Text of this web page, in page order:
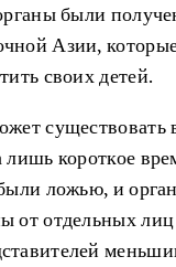
были
Азии,
своих детей.
существовать
лишь короткое
ложью, и
от отдельных